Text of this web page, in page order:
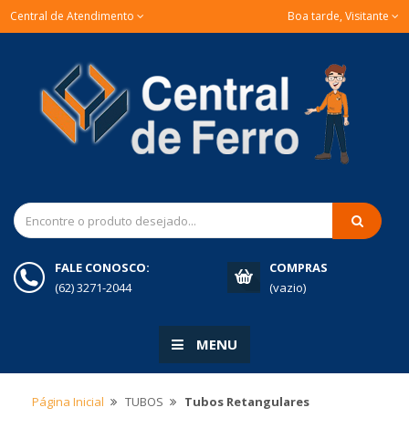
Central de Atendimento Boa tarde, Visitante
FALE CONOSCO:
(62) 3271-2044
COMPRAS
(vazio)
MENU
Página Inicial TUBOS Tubos Retangulares